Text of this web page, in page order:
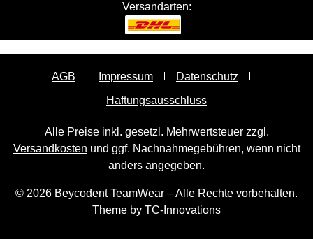
Versandarten:
AGB Impressum
Datenschutz
Haftungsausschluss
Alle Preise inkl. gesetzl. Mehrwertsteuer zzgl.
Versandkosten und ggf. Nachnahmegebühren, wenn nicht
anders angegeben.
© 2026 Beycodent TeamWear – Alle Rechte vorbehalten.
Theme by TC-Innovations